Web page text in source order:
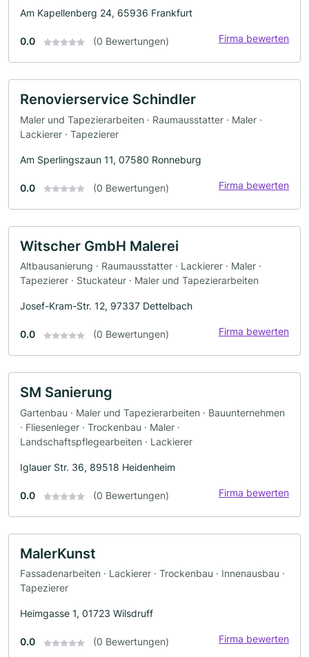
Am Kapellenberg 24, 65936 Frankfurt
0.0 (0 Bewertungen) Firma bewerten
Renovierservice Schindler
Maler und Tapezierarbeiten · Raumausstatter · Maler ·
Lackierer · Tapezierer
Am Sperlingszaun 11, 07580 Ronneburg
0.0 (0 Bewertungen) Firma bewerten
Witscher GmbH Malerei
Altbausanierung · Raumausstatter · Lackierer · Maler ·
Tapezierer · Stuckateur · Maler und Tapezierarbeiten
Josef-Kram-Str. 12, 97337 Dettelbach
0.0 (0 Bewertungen) Firma bewerten
SM Sanierung
Gartenbau · Maler und Tapezierarbeiten · Bauunternehmen
· Fliesenleger · Trockenbau · Maler ·
Landschaftspflegearbeiten · Lackierer
Iglauer Str. 36, 89518 Heidenheim
0.0 (0 Bewertungen) Firma bewerten
MalerKunst
Fassadenarbeiten · Lackierer · Trockenbau · Innenausbau ·
Tapezierer
Heimgasse 1, 01723 Wilsdruff
0.0 (0 Bewertungen) Firma bewerten